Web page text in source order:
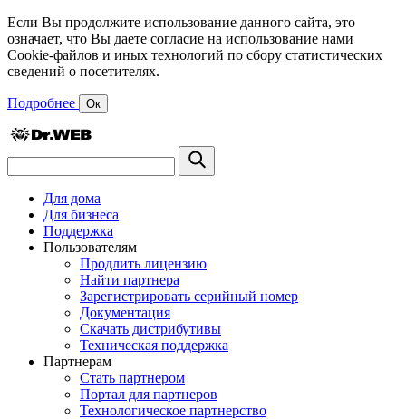
Если Вы продолжите использование данного сайта, это
означает, что Вы даете согласие на использование нами
Cookie-файлов и иных технологий по сбору статистических
сведений о посетителях.
Подробнее Ок
Для дома
Для бизнеса
Поддержка
Пользователям
Продлить лицензию
Найти партнера
Зарегистрировать серийный номер
Документация
Скачать дистрибутивы
Техническая поддержка
Партнерам
Стать партнером
Портал для партнеров
Технологическое партнерство